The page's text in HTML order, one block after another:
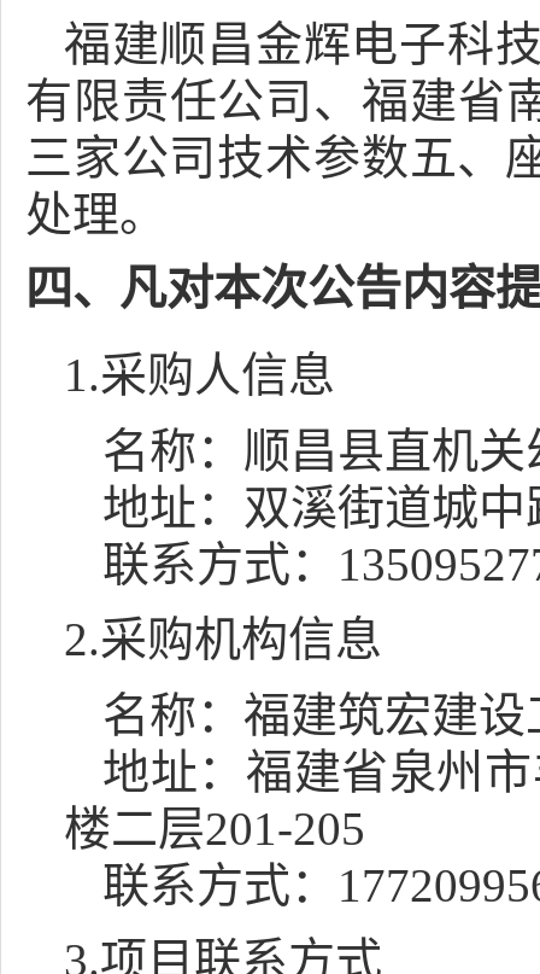
福建顺昌金辉电子科
有限责任公司、福建省
三家公司技术参数五、
处理。
四、凡对本次公告内容
1.采购人信息
名称： 顺昌县直机关
地址： 双溪街道城中
联系方式：
2.采购机构信息
名称： 福建筑宏建
地址： 福建省泉州
楼二层201-205
联系方式：
3.项目联系方式